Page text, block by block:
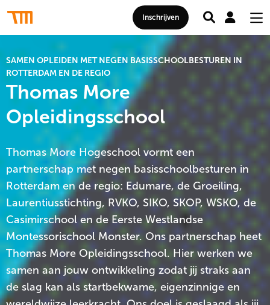
Thomas
Inschrijven Zoeken
SAMEN OPLEIDEN MET NEGEN BASISSCHOOLBESTUREN IN
ROTTERDAM EN DE REGIO
Thomas More
Opleidingsschool
Thomas More Hogeschool vormt een
partnerschap met negen basisschoolbesturen in
Rotterdam en de regio: Edumare, de Groeiling,
Laurentiusstichting, RVKO, SIKO, SKOP, WSKO, de
Casimirschool en de Eerste Westlandse
Montessorischool Monster. Ons partnerschap heet
Thomas More Opleidingsschool. Hier werken we
samen aan jouw ontwikkeling zodat jij straks aan
de slag kan als startbekwame, eigenzinnige en